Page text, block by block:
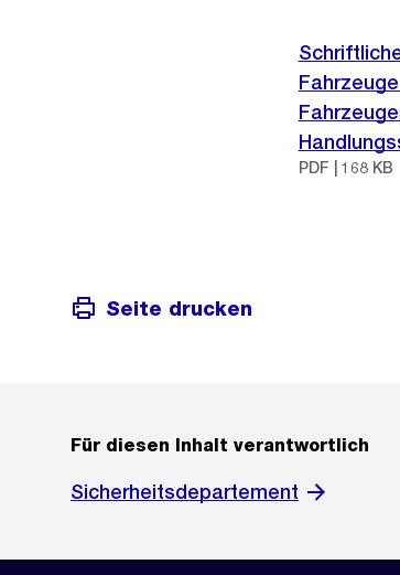
PDF | 168 KB
Seite drucken
Für diesen Inhalt verantwortlich
Sicherheitsdepartement